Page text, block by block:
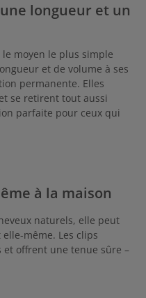
longueur et un
moyen le plus simple
et de volume à ses
permanente. Elles
se retirent tout aussi
parfaite pour ceux qui
à la maison
naturels, elle peut
même. Les clips
et offrent une tenue sûre –